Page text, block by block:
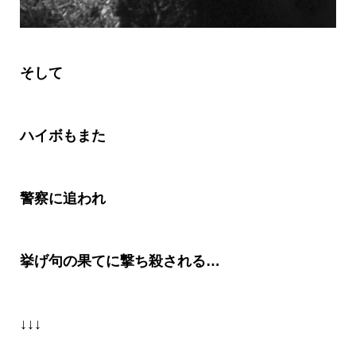
そして
ハイボもまた
警察に追われ
挙げ句の果てに撃ち殺される…
↓↓↓